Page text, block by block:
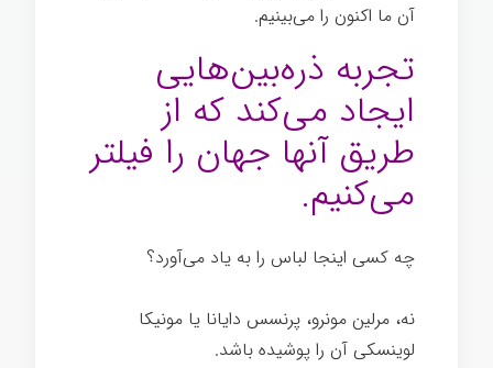
آن ما اکنون را می‌بینیم.
تجربه ذره‌بین‌هایی
ایجاد می‌کند که از
طریق آنها جهان را فیلتر
می‌کنیم.
چه کسی اینجا لباس را به یاد می‌آورد؟
نه، مرلین مونرو، پرنسس دایانا یا مونیکا
لوینسکی آن را پوشیده باشد.